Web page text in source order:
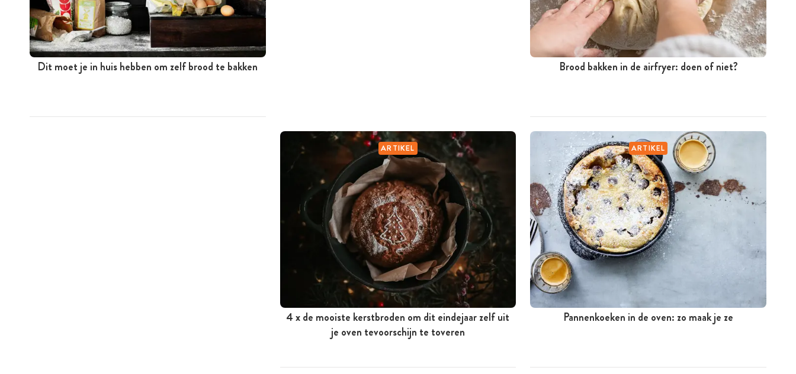
Dit moet je in huis hebben om zelf brood te bakken Brood bakken in de airfryer: doen of niet?
ARTIKEL
4 x de mooiste kerstbroden om dit eindejaar zelf uit
je oven tevoorschijn te toveren
ARTIKEL
Pannenkoeken in de oven: zo maak je ze